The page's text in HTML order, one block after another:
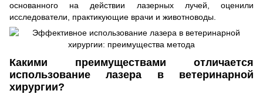
основанного на действии лазерных лучей, оценили
исследователи, практикующие врачи и животноводы.
Какими преимуществами отличается
использование лазера в ветеринарной
хирургии?